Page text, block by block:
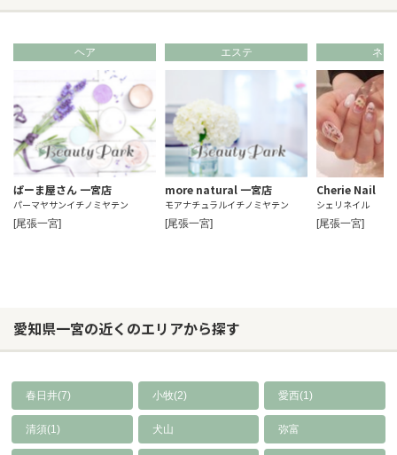
ヘア
ぱーま屋さん 一宮店
パーマヤサンイチノミヤテン
[尾張一宮]
エステ
more natural 一宮店
モアナチュラルイチノミヤテン
[尾張一宮]
ネイ
Cherie Nail
シェリネイル
[尾張一宮]
愛知県一宮の近くのエリアから探す
春日井(7) 小牧(2) 愛西(1)
清須(1) 犬山 弥富